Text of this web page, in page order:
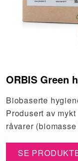
ORBIS Green
Biobaserte
Produsert av
råvarer
SE